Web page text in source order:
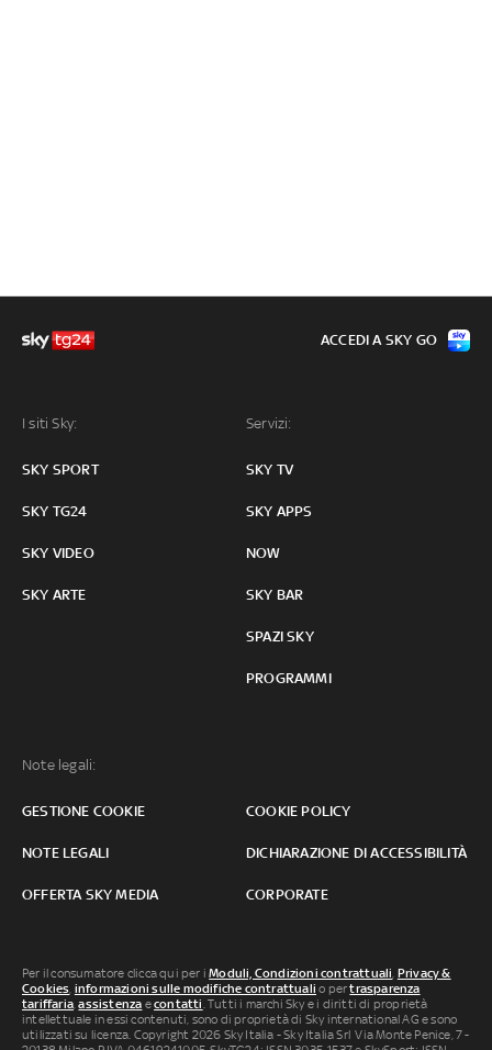
I siti Sky:
SKY SPORT
SKY TG24
SKY VIDEO
SKY ARTE
Servizi:
SKY TV
SKY APPS
NOW
SKY BAR
SPAZI SKY
PROGRAMMI
Note legali:
GESTIONE COOKIE COOKIE POLICY
NOTE LEGALI DICHIARAZIONE DI ACCESSIBILITÀ
OFFERTA SKY MEDIA CORPORATE
ACCEDI A SKY GO
Per il consumatore clicca qui per iModuli, Condizioni contrattuali, Privacy &
Cookies, informazioni sulle modifiche contrattuali o pertrasparenza
tariffaria,assistenza econtatti. Tutti i marchi Sky e i diritti di proprietà
intellettuale in essi contenuti, sono di proprietà di Sky international AG e sono
utilizzati su licenza. Copyright 2026 Sky Italia - Sky Italia Srl Via Monte Penice, 7 -